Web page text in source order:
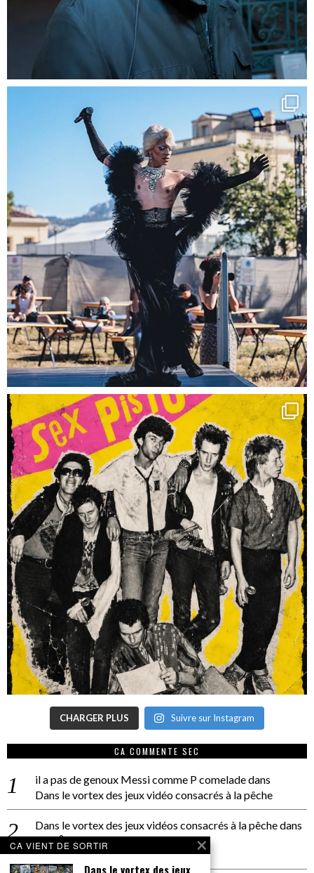
CHARGER PLUS Suivre sur Instagram
CA COMMENTE SEC
il a pas de genoux Messi comme P comeladedans
Dans le vortex des jeux vidéo consacrés à la pêche
Dans le vortex des jeux vidéos consacrés à la pêchedans
PACÔME THIELLEMENT
La séance d’Hip Gnose
CA VIENT DE SORTIR
Dans le vortex des jeux